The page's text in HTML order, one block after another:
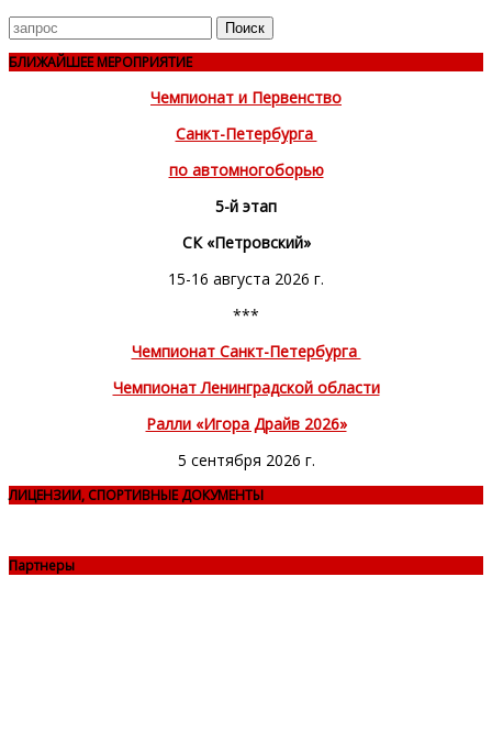
Поиск
для
БЛИЖАЙШЕЕ МЕРОПРИЯТИЕ
Чемпионат и Первенство
Санкт-Петербурга
по автомногоборью
5-й этап
СК «Петровский»
15-16 августа 2026 г.
***
Чемпионат Санкт-Петербурга
Чемпионат Ленинградской области
Ралли «Игора Драйв 2026»
5 сентября 2026 г.
ЛИЦЕНЗИИ, СПОРТИВНЫЕ ДОКУМЕНТЫ
Партнеры